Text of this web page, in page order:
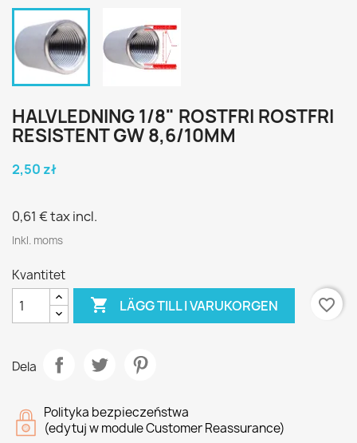
HALVLEDNING 1/8" ROSTFRI ROSTFRI
RESISTENT GW 8,6/10MM
2,50 zł
0,61 €tax incl.
Inkl. moms
Kvantitet
 LÄGG TILL I VARUKORGEN favorite_border
Dela
Polityka bezpieczeństwa
(edytuj w module Customer Reassurance)